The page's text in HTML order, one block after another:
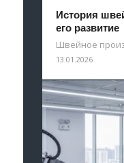
История
его развитие
Швейное
13.01.2026